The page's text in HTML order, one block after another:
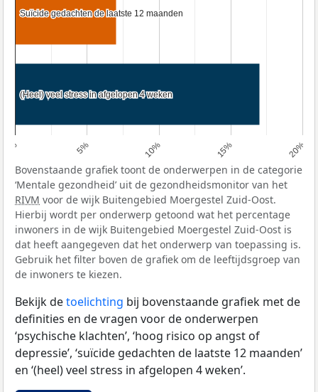
0% 5% 10% 15% 20%
Suïcide gedachten de laatste 12 maanden
Suïcide gedachten de laatste 12 maanden
(Heel) veel stress in afgelopen 4 weken
(Heel) veel stress in afgelopen 4 weken
Bovenstaande grafiek toont de onderwerpen in de categorie
‘Mentale gezondheid’ uit de gezondheidsmonitor van het
RIVM voor de wijk Buitengebied Moergestel Zuid-Oost.
Hierbij wordt per onderwerp getoond wat het percentage
inwoners in de wijk Buitengebied Moergestel Zuid-Oost is
dat heeft aangegeven dat het onderwerp van toepassing is.
Gebruik het filter boven de grafiek om de leeftijdsgroep van
de inwoners te kiezen.
Bekijk detoelichting bij bovenstaande grafiek met de
definities en de vragen voor de onderwerpen
‘psychische klachten’, ‘hoog risico op angst of
depressie’, ‘suïcide gedachten de laatste 12 maanden’
en ‘(heel) veel stress in afgelopen 4 weken’.